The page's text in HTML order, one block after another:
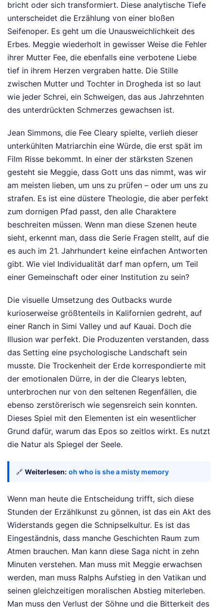
bricht oder sich transformiert. Diese analytische Tiefe
unterscheidet die Erzählung von einer bloßen
Seifenoper. Es geht um die Unausweichlichkeit des
Erbes. Meggie wiederholt in gewisser Weise die Fehler
ihrer Mutter Fee, die ebenfalls eine verbotene Liebe
tief in ihrem Herzen vergraben hatte. Die Stille
zwischen Mutter und Tochter in Drogheda ist so laut
wie jeder Schrei, ein Schweigen, das aus Jahrzehnten
des unterdrückten Schmerzes gewachsen ist.
Jean Simmons, die Fee Cleary spielte, verlieh dieser
unterkühlten Matriarchin eine Würde, die erst spät im
Film Risse bekommt. In einer der stärksten Szenen
gesteht sie Meggie, dass Gott uns das nimmt, was wir
am meisten lieben, um uns zu prüfen – oder um uns zu
strafen. Es ist eine düstere Theologie, die aber perfekt
zum dornigen Pfad passt, den alle Charaktere
beschreiten müssen. Wenn man diese Szenen heute
sieht, erkennt man, dass die Serie Fragen stellt, auf die
es auch im 21. Jahrhundert keine einfachen Antworten
gibt. Wie viel Individualität darf man opfern, um Teil
einer Gemeinschaft oder einer Institution zu sein?
Die visuelle Umsetzung des Outbacks wurde
kurioserweise größtenteils in Kalifornien gedreht, auf
einer Ranch in Simi Valley und auf Kauai. Doch die
Illusion war perfekt. Die Produzenten verstanden, dass
das Setting eine psychologische Landschaft sein
musste. Die Trockenheit der Erde korrespondierte mit
der emotionalen Dürre, in der die Clearys lebten,
unterbrochen nur von den seltenen Regenfällen, die
ebenso zerstörerisch wie segensreich sein konnten.
Dieses Spiel mit den Elementen ist ein wesentlicher
Grund dafür, warum das Epos so zeitlos wirkt. Es nutzt
die Natur als Spiegel der Seele.
🔗 Weiterlesen: oh who is she a misty memory
Wenn man heute die Entscheidung trifft, sich diese
Stunden der Erzählkunst zu gönnen, ist das ein Akt des
Widerstands gegen die Schnipselkultur. Es ist das
Eingeständnis, dass manche Geschichten Raum zum
Atmen brauchen. Man kann diese Saga nicht in zehn
Minuten verstehen. Man muss mit Meggie erwachsen
werden, man muss Ralphs Aufstieg in den Vatikan und
seinen gleichzeitigen moralischen Abstieg miterleben.
Man muss den Verlust der Söhne und die Bitterkeit des